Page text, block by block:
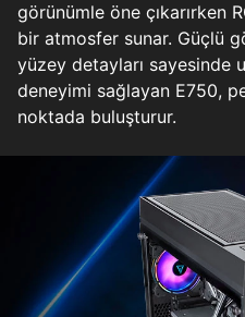
görünümle öne çıkarırken
bir atmosfer sunar. Güçlü
yüzey detayları sayesinde
deneyimi sağlayan E750,
noktada buluşturur.